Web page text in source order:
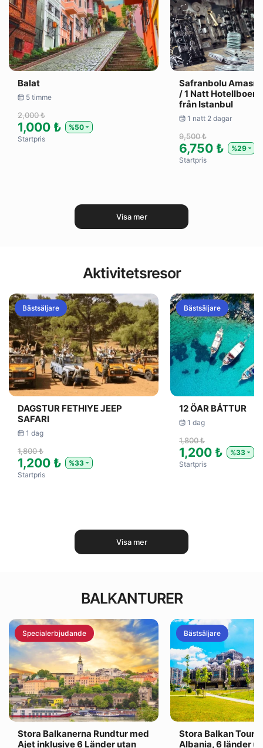
Balat
5 timme
2,000 ₺
1,000 ₺
%50
Startpris
Safranbolu
/ 1 Natt
från Istanbul
1 natt 2 dagar
9,500 ₺
6,750 ₺
%29
Startpris
Visa mer
Aktivitetsresor
Bästsäljare
DAGSTUR FETHIYE JEEP
SAFARI
1 dag
1,800 ₺
1,200 ₺
%33
Startpris
Bästsäljare
12 ÖAR BÅTTUR
1 dag
1,800 ₺
1,200 ₺
%33
Startpris
Visa mer
BALKANTURER
Specialerbjudande
Stora Balkanerna Rundtur med
Ajet inklusive 6 Länder utan
Bästsäljare
Stora Balkan Tour
Albania, 6 länder